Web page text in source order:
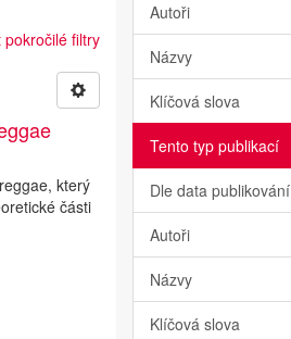
pokročilé filtry
který
části
Autoři
Názvy
Klíčová slova
Tento typ publikací
Dle data publikování
Autoři
Názvy
Klíčová slova